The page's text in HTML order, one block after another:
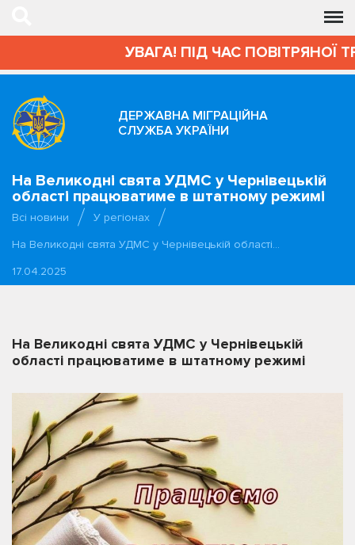
УВАГА! ПІД ЧАС ПОВІТРЯНОЇ
ДЕРЖАВНА МІГРАЦІЙНА
СЛУЖБА УКРАЇНИ
На Великодні свята УДМС у Чернівецькій
області працюватиме в штатному режимі
Всі новини
У регіонах
На Великодні свята УДМС у Чернівецькій області…
17.04.2025
На Великодні свята УДМС у Чернівецькій
області працюватиме в штатному режимі